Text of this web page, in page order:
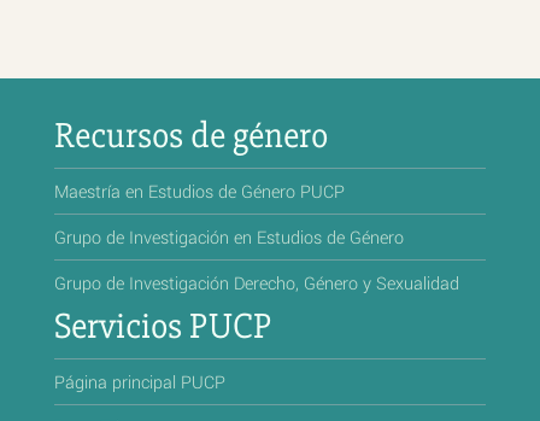
Recursos de género
Maestría en Estudios de Género PUCP
Grupo de Investigación en Estudios de Género
Grupo de Investigación Derecho, Género y Sexualidad
Servicios PUCP
Página principal PUCP